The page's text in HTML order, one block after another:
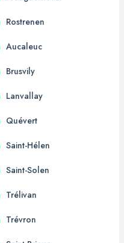
Rostrenen
Aucaleuc
Brusvily
Lanvallay
Quévert
Saint-Hélen
Saint-Solen
Trélivan
Trévron